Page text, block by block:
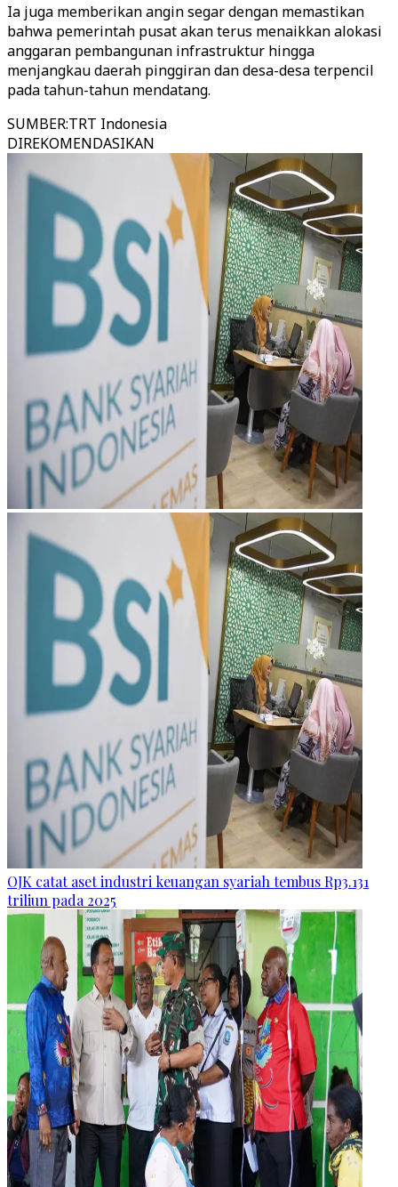
Ia juga memberikan angin segar dengan memastikan
bahwa pemerintah pusat akan terus menaikkan alokasi
anggaran pembangunan infrastruktur hingga
menjangkau daerah pinggiran dan desa-desa terpencil
pada tahun-tahun mendatang.
SUMBER:TRT Indonesia
DIREKOMENDASIKAN
OJK catat aset industri keuangan syariah tembus Rp3.131
triliun pada 2025